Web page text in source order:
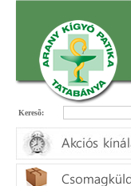
Keresõ: